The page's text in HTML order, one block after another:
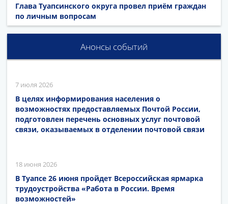
Глава Туапсинского округа провел приём граждан
по личным вопросам
Анонсы событий
7 июля 2026
В целях информирования населения о
возможностях предоставляемых Почтой России,
подготовлен перечень основных услуг почтовой
связи, оказываемых в отделении почтовой связи
18 июня 2026
В Туапсе 26 июня пройдет Всероссийская ярмарка
трудоустройства «Работа в России. Время
возможностей»